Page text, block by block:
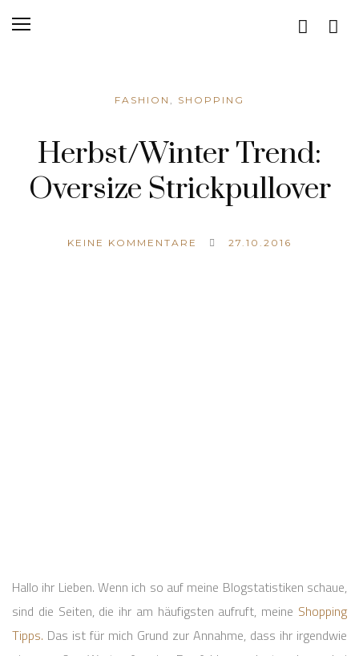
FASHION , SHOPPING
Herbst/Winter Trend:
Oversize Strickpullover
KEINE KOMMENTARE 27.10.2016
Hallo ihr Lieben. Wenn ich so auf meine Blogstatistiken schaue,
sind die Seiten, die ihr am häufigsten aufruft, meine Shopping
Tipps. Das ist für mich Grund zur Annahme, dass ihr irgendwie